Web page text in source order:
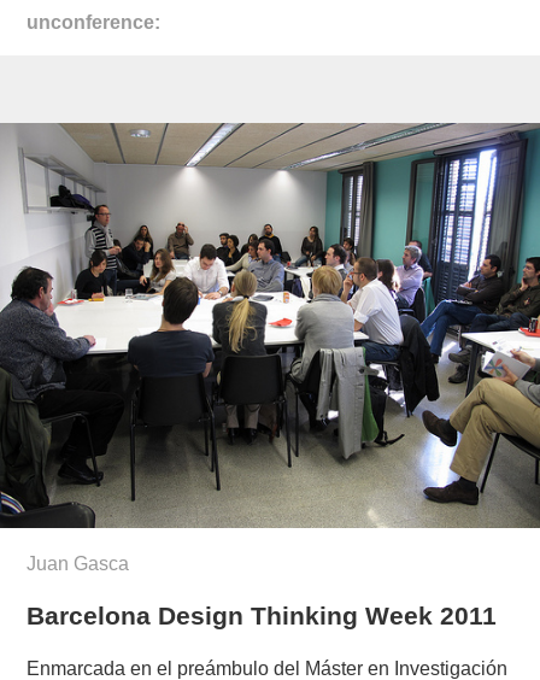
unconference
Juan Gasca
Barcelona Design Thinking Week 2011
Enmarcada en el preámbulo del Máster en Investigación